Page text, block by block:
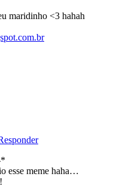
maridinho <3 hahah
esse meme haha…